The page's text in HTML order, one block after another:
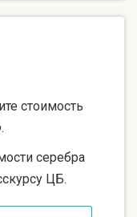
стоимость
серебра
ЦБ.